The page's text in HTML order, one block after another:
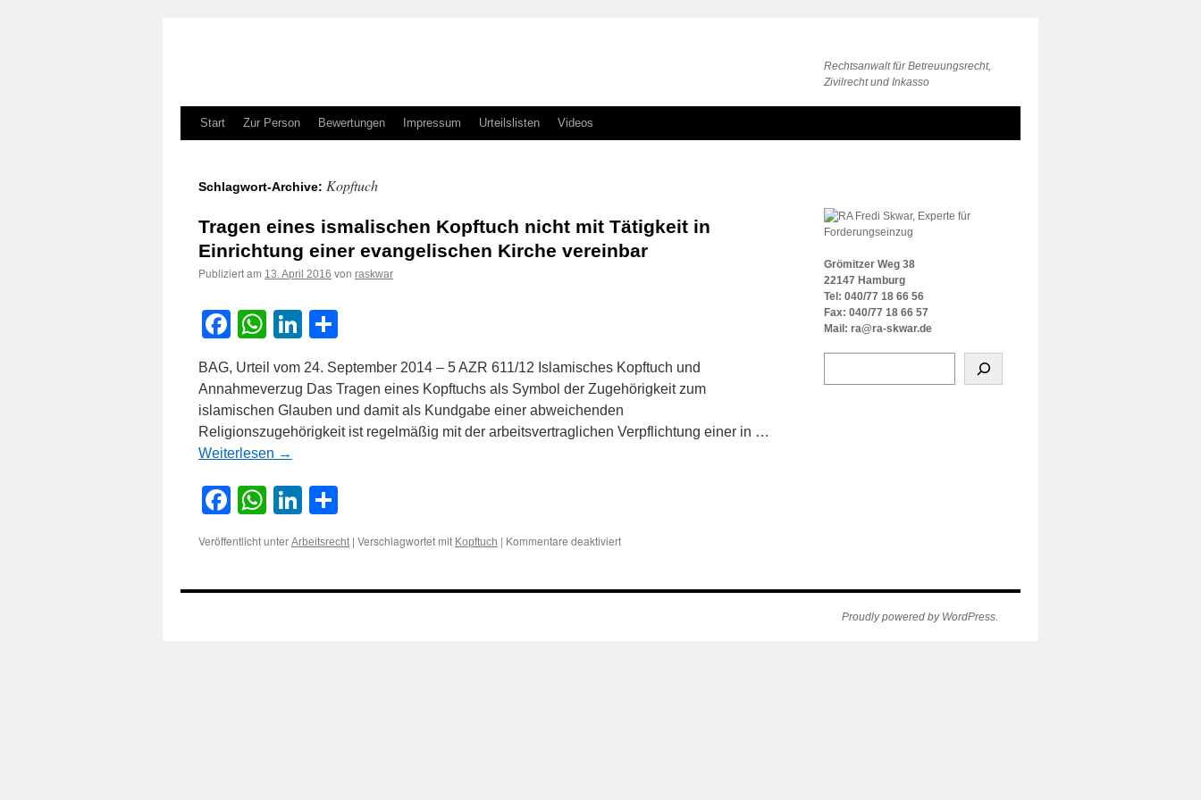
Rechtsanwalt für Betreuungsrecht,
Zivilrecht und Inkasso
Zum
springen
Start Zur Person Bewertungen Impressum Urteilslisten Videos
Schlagwort-Archive: Kopftuch
Tragen eines ismalischen Kopftuch nicht mit Tätigkeit in
Einrichtung einer evangelischen Kirche vereinbar
Publiziert am 13. April 2016 von raskwar
Facebook
WhatsApp
LinkedIn
BAG, Urteil vom 24. September 2014 – 5 AZR 611/12 Islamisches Kopftuch und
Annahmeverzug Das Tragen eines Kopftuchs als Symbol der Zugehörigkeit zum
islamischen Glauben und damit als Kundgabe einer abweichenden
Religionszugehörigkeit ist regelmäßig mit der arbeitsvertraglichen Verpflichtung einer in …
Weiterlesen →
Facebook
WhatsApp
LinkedIn
Veröffentlicht unter Arbeitsrecht | Verschlagwortet mit Kopftuch | Kommentare deaktiviertfür
ismalischen
Grömitzer Weg 38
22147 Hamburg
Tel: 040/77 18 66 56
Fax: 040/77 18 66 57
Mail: ra@ra-skwar.de
Proudly powered by WordPress.